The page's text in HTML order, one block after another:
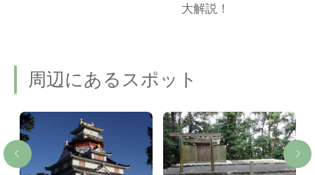
大解説！
周辺にあるスポット